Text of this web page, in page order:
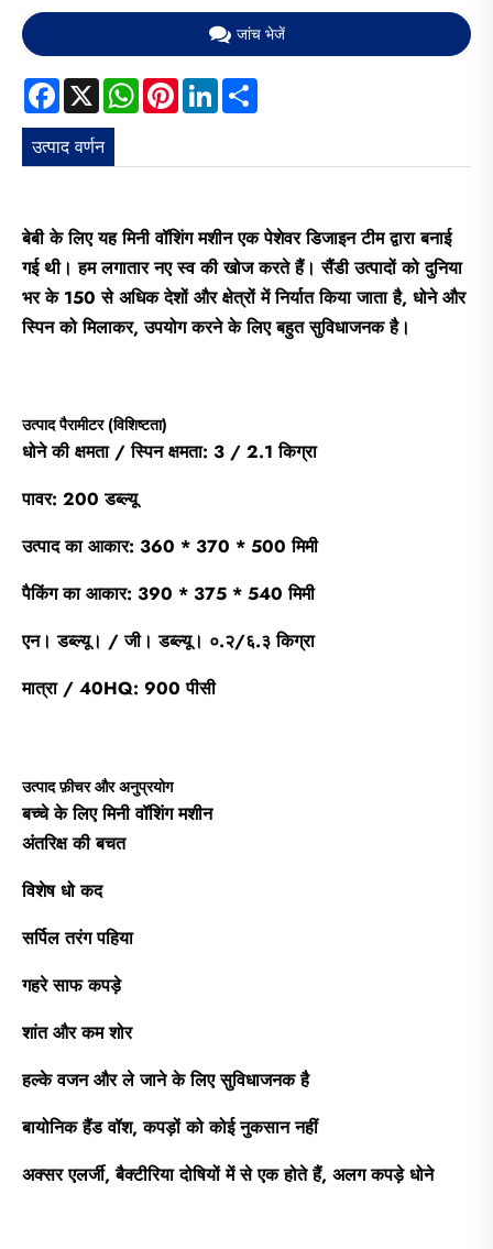
जांच भेजें
Facebook
X WhatsApp
PinterestLinkedIn
उत्पाद वर्णन
बेबी के लिए यह मिनी वॉशिंग मशीन एक पेशेवर डिजाइन टीम द्वारा बनाई
गई थी। हम लगातार नए स्व की खोज करते हैं। सैंडी उत्पादों को दुनिया
भर के 150 से अधिक देशों और क्षेत्रों में निर्यात किया जाता है, धोने और
स्पिन को मिलाकर, उपयोग करने के लिए बहुत सुविधाजनक है।
उत्पाद पैरामीटर (विशिष्टता)
धोने की क्षमता / स्पिन क्षमता: 3 / 2.1 किग्रा
पावर: 200 डब्ल्यू
उत्पाद का आकार: 360 * 370 * 500 मिमी
पैकिंग का आकार: 390 * 375 * 540 मिमी
एन। डब्ल्यू। / जी। डब्ल्यू। ०.२/६.३ किग्रा
मात्रा / 40HQ: 900 पीसी
उत्पाद फ़ीचर और अनुप्रयोग
बच्चे के लिए मिनी वॉशिंग मशीन
अंतरिक्ष की बचत
विशेष धो कद
सर्पिल तरंग पहिया
गहरे साफ कपड़े
शांत और कम शोर
हल्के वजन और ले जाने के लिए सुविधाजनक है
बायोनिक हैंड वॉश, कपड़ों को कोई नुकसान नहीं
अक्सर एलर्जी, बैक्टीरिया दोषियों में से एक होते हैं, अलग कपड़े धोने